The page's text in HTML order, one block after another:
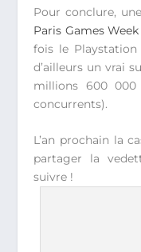
Pour conclure,
Paris Games
fois le
d’ailleurs un vrai
millions 600 000
concurrents).
L’an prochain la
partager la
suivre !